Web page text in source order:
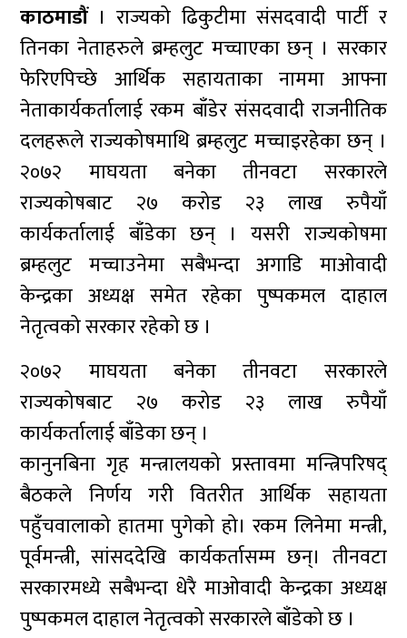
काठमाडौं। राज्यको ढिकुटीमा संसदवादी पार्टी र
तिनका नेताहरुले ब्रम्हलुट मच्चाएका छन् । सरकार
फेरिएपिच्छे आर्थिक सहायताका नाममा आफ्ना
नेताकार्यकर्तालाई रकम बाँडेर संसदवादी राजनीतिक
दलहरूले राज्यकोषमाथि ब्रम्हलुट मच्चाइरहेका छन् ।
२०७२ माघयता बनेका तीनवटा सरकारले
राज्यकोषबाट २७ करोड २३ लाख रुपैयाँ
कार्यकर्तालाई बाँडेका छन् । यसरी राज्यकोषमा
ब्रम्हलुट मच्चाउनेमा सबैभन्दा अगाडि माओवादी
केन्द्रका अध्यक्ष समेत रहेका पुष्पकमल दाहाल
नेतृत्वको सरकार रहेको छ ।
२०७२ माघयता बनेका तीनवटा सरकारले
राज्यकोषबाट २७ करोड २३ लाख रुपैयाँ
कार्यकर्तालाई बाँडेका छन् ।
कानुनबिना गृह मन्त्रालयको प्रस्तावमा मन्त्रिपरिषद्
बैठकले निर्णय गरी वितरीत आर्थिक सहायता
पहुँचवालाको हातमा पुगेको हो। रकम लिनेमा मन्त्री,
पूर्वमन्त्री, सांसददेखि कार्यकर्तासम्म छन्। तीनवटा
सरकारमध्ये सबैभन्दा धेरै माओवादी केन्द्रका अध्यक्ष
पुष्पकमल दाहाल नेतृत्वको सरकारले बाँडेको छ ।